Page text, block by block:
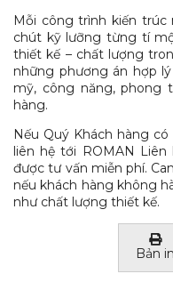
Mỗi công trình kiến trúc
chút kỹ lưỡng từng tí
thiết kế – chất lượng
những phương án hợp
mỹ, công năng, phong
hàng.
Nếu Quý Khách hàng
liên hệ tới ROMAN Liên
được tư vấn miễn phí.
nếu khách hàng không
như chất lượng thiết kế.
Bản in